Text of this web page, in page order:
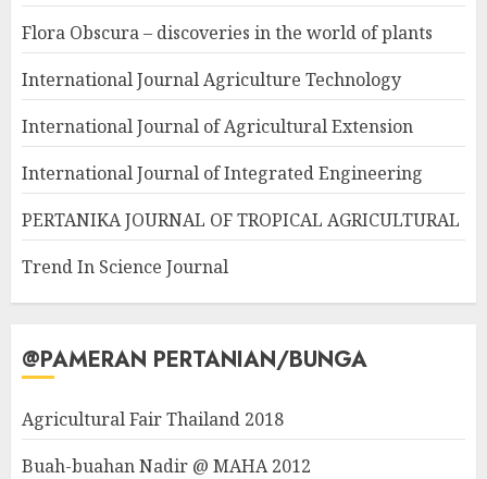
Flora Obscura – discoveries in the world of plants
International Journal Agriculture Technology
International Journal of Agricultural Extension
International Journal of Integrated Engineering
PERTANIKA JOURNAL OF TROPICAL AGRICULTURAL
Trend In Science Journal
@PAMERAN PERTANIAN/BUNGA
Agricultural Fair Thailand 2018
Buah-buahan Nadir @ MAHA 2012